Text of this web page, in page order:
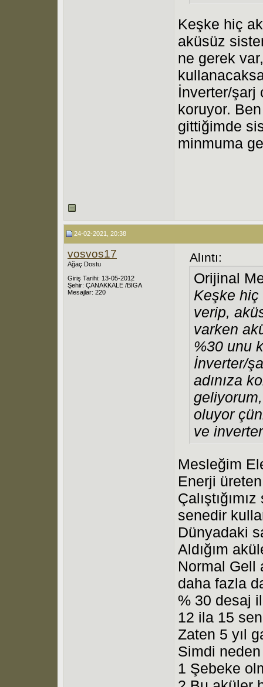
Keşke hiç
aküsüz
ne gerek
İnverter/şarj
koruyor.
gittiğimde
minmuma
24-02-2021, 20:38
vosvos17
Ağaç Dostu
Giriş Tarihi: 13-05-2012
Şehir: ÇANAKKALE /BİGA
Mesajlar: 220
Alıntı:
Orijinal
Keşke hiç
verip,
varken
%30 unu
İnverter/
adınıza
oluyor
ve
Mesleğim
Enerji
senedir
Dünyadaki
Aldığım
Normal Gell
daha fazla
% 30 desaj
12 ila 15
Zaten 5 yıl
Simdi
1 Şebeke